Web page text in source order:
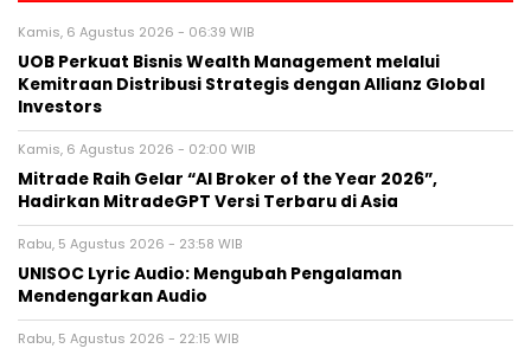
Kamis, 6 Agustus 2026 - 06:39 WIB
UOB Perkuat Bisnis Wealth Management melalui
Kemitraan Distribusi Strategis dengan Allianz Global
Investors
Kamis, 6 Agustus 2026 - 02:00 WIB
Mitrade Raih Gelar “AI Broker of the Year 2026”,
Hadirkan MitradeGPT Versi Terbaru di Asia
Rabu, 5 Agustus 2026 - 23:58 WIB
UNISOC Lyric Audio: Mengubah Pengalaman
Mendengarkan Audio
Rabu, 5 Agustus 2026 - 22:15 WIB